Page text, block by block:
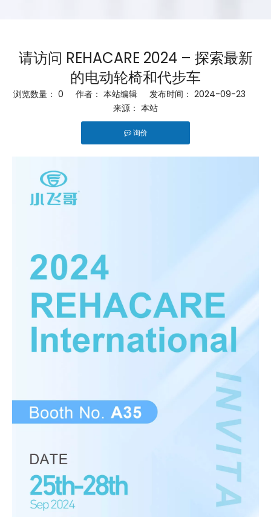
请访问 REHACARE 2024 – 探索最新
的电动轮椅和代步车
浏览数量： 0 作者： 本站编辑 发布时间： 2024-09-23
来源： 本站
询价
["facebook","linkedin","pinterest","whatsapp","twitter"]